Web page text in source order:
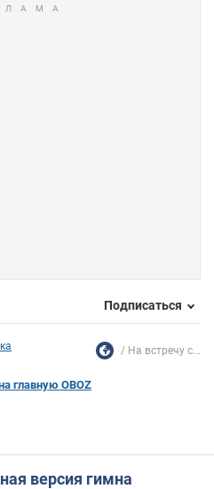
Подписаться
На встречу с...
главную OBOZ
версия гимна